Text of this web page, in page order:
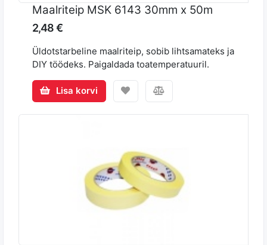
Maalriteip MSK 6143 30mm x 50m
2,48 €
Üldotstarbeline maalriteip, sobib lihtsamateks ja
DIY töödeks. Paigaldada toatemperatuuril.
Lisa korvi